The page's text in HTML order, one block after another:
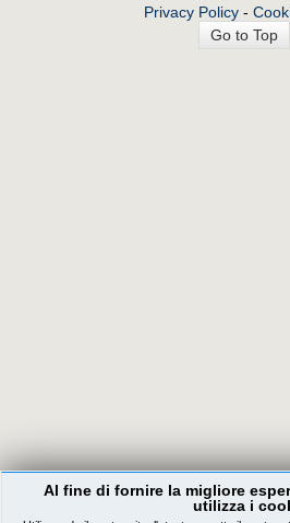
Al fine di fornire la migliore
utilizza i
Privacy Policy-
Go to Top